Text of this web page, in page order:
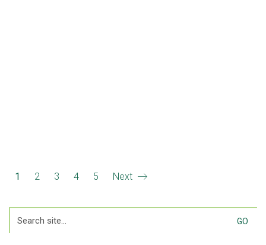
1 2 3 4 5 Next
for: